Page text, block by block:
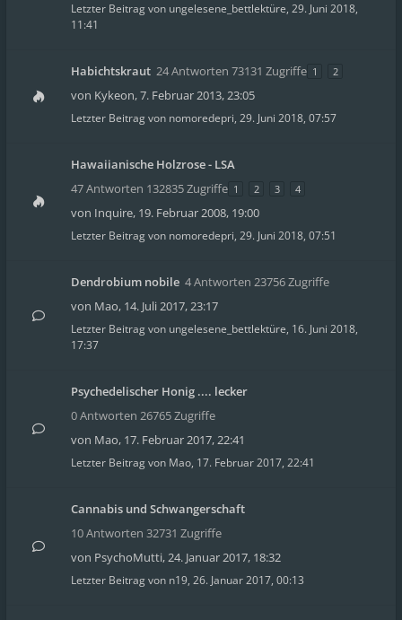
Letzter Beitrag von ungelesene_bettlektüre, 29. Juni 2018,
11:41
Habichtskraut 24 Antworten 73131 Zugriffe 1 2
von Kykeon,7. Februar 2013, 23:05
Letzter Beitrag von nomoredepri, 29. Juni 2018, 07:57
Hawaiianische Holzrose - LSA
47 Antworten 132835 Zugriffe 1 2 3 4
von Inquire, 19. Februar 2008, 19:00
Letzter Beitrag von nomoredepri, 29. Juni 2018, 07:51
Dendrobium nobile 4 Antworten 23756 Zugriffe
von Mao, 14. Juli 2017, 23:17
Letzter Beitrag von ungelesene_bettlektüre, 16. Juni 2018,
17:37
Psychedelischer Honig .... lecker
0 Antworten 26765 Zugriffe
von Mao, 17. Februar 2017, 22:41
Letzter Beitrag von Mao, 17. Februar 2017, 22:41
Cannabis und Schwangerschaft
10 Antworten 32731 Zugriffe
von PsychoMutti,24. Januar 2017, 18:32
Letzter Beitrag von n19, 26. Januar 2017, 00:13